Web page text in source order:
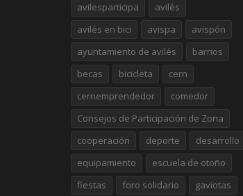
avilesparticipa
avilés
avilés en bici
avispa
avispón
ayuntamiento de avilés
barrios
becas
bicicleta
cern
cernemprendedor
comedor
Consejos de Participación de Zona
cooperación
deporte
desarrollo
equipamiento
escuela de otoño
fiestas
foro solidario gaviotas